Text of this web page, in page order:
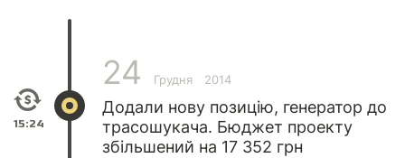
15:24
24 Грудня 2014
Додали нову позицію, генератор до
трасошукача. Бюджет проекту
збільшений на 17 352 грн